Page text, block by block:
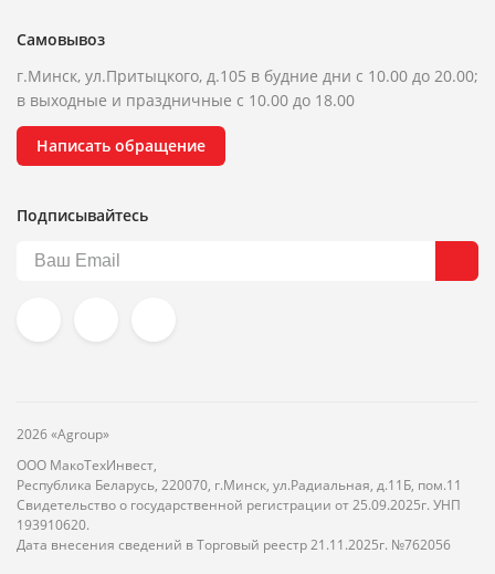
Самовывоз
г.Минск, ул.Притыцкого, д.105 в будние дни с 10.00 до 20.00;
в выходные и праздничные с 10.00 до 18.00
Написать обращение
Подписывайтесь
2026 «Agroup»
ООО МакоТехИнвест,
Республика Беларусь, 220070, г.Минск, ул.Радиальная, д.11Б, пом.11
Свидетельство о государственной регистрации от 25.09.2025г. УНП
193910620.
Дата внесения сведений в Торговый реестр 21.11.2025г. №762056